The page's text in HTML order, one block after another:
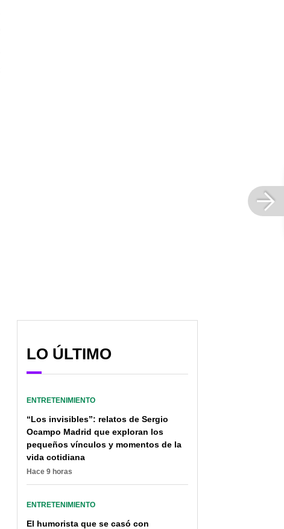
LO ÚLTIMO
ENTRETENIMIENTO
“Los invisibles”: relatos de Sergio
Ocampo Madrid que exploran los
pequeños vínculos y momentos de la
vida cotidiana
Hace 9 horas
ENTRETENIMIENTO
El humorista que se casó con